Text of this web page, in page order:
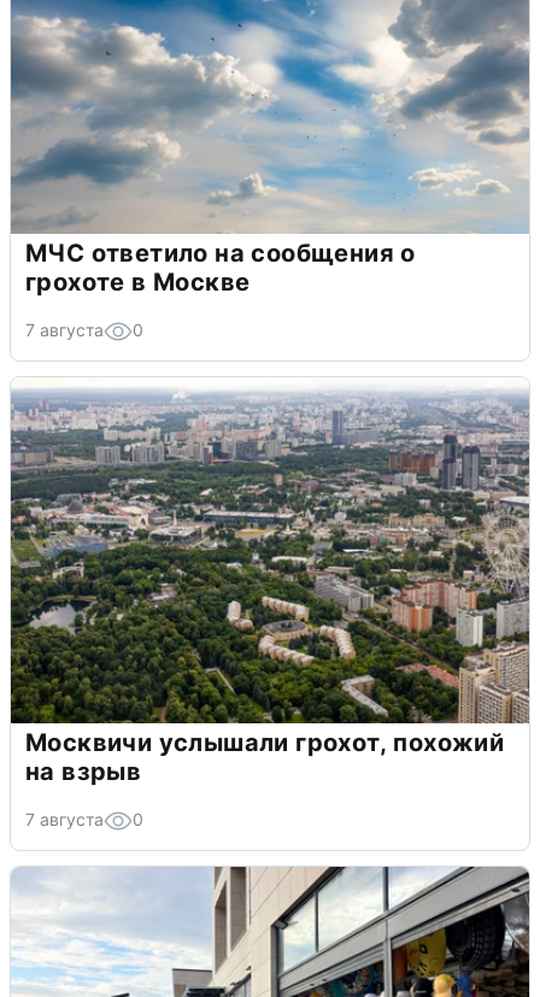
МЧС ответило на сообщения о
грохоте в Москве
7 августа 0
Москвичи услышали грохот, похожий
на взрыв
7 августа 0